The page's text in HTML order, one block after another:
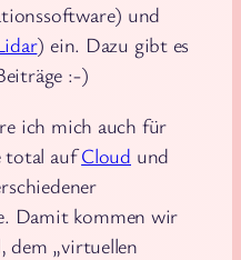
und
) ein. Dazu gibt es
:-)
ich mich auch für
total aufCloud und
Damit kommen wir
dem „virtuellen